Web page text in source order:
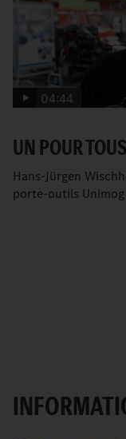
04:44
UN POUR
Hans-Jürgen
porte-outils